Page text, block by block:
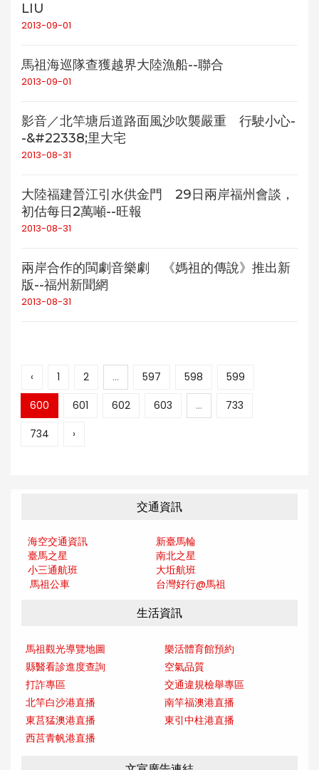
LIU
2013-09-01
馬祖海巡隊查獲越界大陸漁船--聯合
2013-09-01
影音／北竿塘后道路面風沙吹襲嚴重 行駛小心-
-&#22338;里大宅
2013-08-31
大陸福建晉江引水供金門 29日兩岸福州會談，
初估每日2萬噸--旺報
2013-08-31
兩岸合作的閩劇音樂劇 《媽祖的傳說》推出新
版--福州新聞網
2013-08-31
‹ 1 2 ... 597 598
599
600
601 602 603 ...
733
734
›
交通資訊
海空交通資訊
新臺馬輪
臺馬之星
南北之星
小三通航班
大坵航班
馬祖公車
台灣好行@馬祖
生活資訊
馬祖觀光導覽地圖
樂活體育館預約
縣醫看診進度查詢
空氣品質
打詐專區
交通違規檢舉專區
北竿白沙港直播
南竿福澳港直播
東莒猛澳港直播
東引中柱港直播
西莒青帆港直播